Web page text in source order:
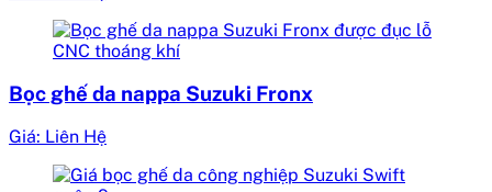
Bọc ghế da nappa Suzuki Fronx
Giá: Liên Hệ